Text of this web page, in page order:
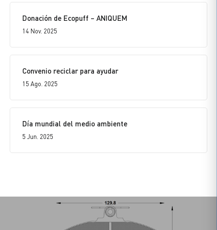
Donación de Ecopuff – ANIQUEM
14 Nov. 2025
Convenio reciclar para ayudar
15 Ago. 2025
Día mundial del medio ambiente
5 Jun. 2025